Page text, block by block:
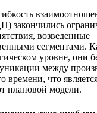
закончились
возведенные
сегментами.
уровне, они
между
времени, что
плановой модели.